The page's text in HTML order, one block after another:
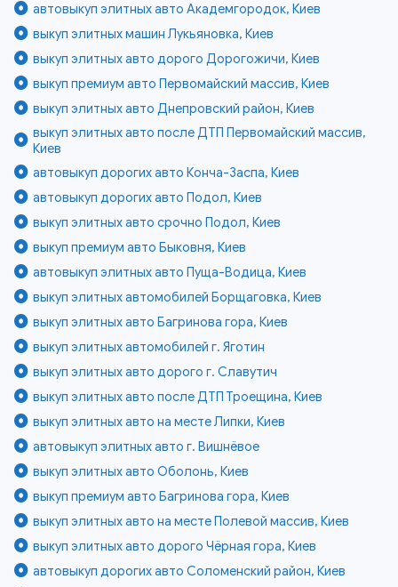
автовыкуп элитных авто Академгородок, Киев
выкуп элитных машин Лукьяновка, Киев
выкуп элитных авто дорого Дорогожичи, Киев
выкуп премиум авто Первомайский массив, Киев
выкуп элитных авто Днепровский район, Киев
выкуп элитных авто после ДТП Первомайский массив,
Киев
автовыкуп дорогих авто Конча-Заспа, Киев
автовыкуп дорогих авто Подол, Киев
выкуп элитных авто срочно Подол, Киев
выкуп премиум авто Быковня, Киев
автовыкуп элитных авто Пуща-Водица, Киев
выкуп элитных автомобилей Борщаговка, Киев
выкуп элитных авто Багринова гора, Киев
выкуп элитных автомобилей г. Яготин
выкуп элитных авто дорого г. Славутич
выкуп элитных авто после ДТП Троещина, Киев
выкуп элитных авто на месте Липки, Киев
автовыкуп элитных авто г. Вишнёвое
выкуп элитных авто Оболонь, Киев
выкуп премиум авто Багринова гора, Киев
выкуп элитных авто на месте Полевой массив, Киев
выкуп элитных авто дорого Чёрная гора, Киев
автовыкуп дорогих авто Соломенский район, Киев